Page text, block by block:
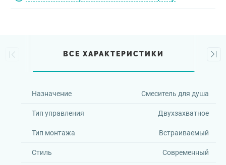
ВСЕ ХАРАКТЕРИСТИКИ
Назначение Смеситель для душа
Тип управления Двухзахватное
Тип монтажа Встраиваемый
Стиль Современный